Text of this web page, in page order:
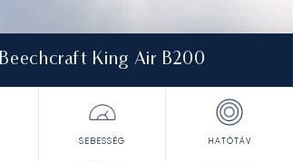
Beechcraft King Air B200